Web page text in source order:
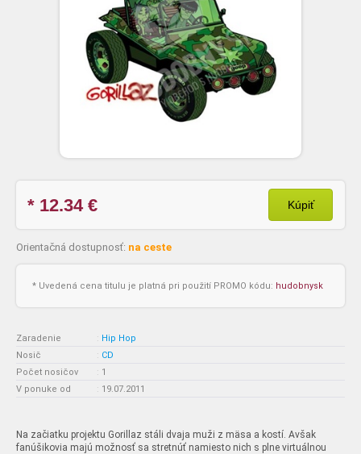
* 12.34€ Kúpiť
Orientačná dostupnosť: na ceste
* Uvedená cena titulu je platná pri použití PROMO kódu: hudobnysk
Zaradenie : Hip Hop
Nosič
: CD
Počet nosičov
: 1
V ponuke od
: 19.07.2011
Na začiatku projektu Gorillaz stáli dvaja muži z mäsa a kostí. Avšak
fanúšikovia majú možnosť sa stretnúť namiesto nich s plne virtuálnou